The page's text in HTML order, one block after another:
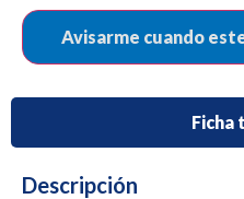
Ficha
Descripción